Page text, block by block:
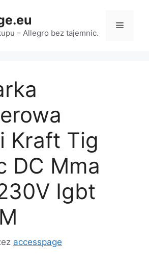
– Allegro bez tajemnic.
Menu
Kraft Tig
DC Mma
Igbt
accesspage